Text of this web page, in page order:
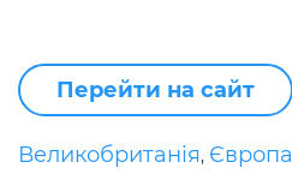
Перейти на сайт
Великобританія, Європа